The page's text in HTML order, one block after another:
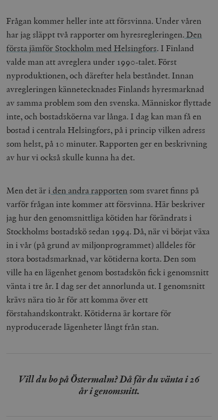
Frågan kommer heller inte att försvinna. Under våren
har jag släppt två rapporter om hyresregleringen. Den
första jämför Stockholm med Helsingfors. I Finland
valde man att avreglera under 1990-talet. Först
nyproduktionen, och därefter hela beståndet. Innan
avregleringen kännetecknades Finlands hyresmarknad
av samma problem som den svenska. Människor flyttade
inte, och bostadsköerna var långa. I dag kan man få en
bostad i centrala Helsingfors, på i princip vilken adress
som helst, på 10 minuter. Rapporten ger en beskrivning
av hur vi också skulle kunna ha det.
Men det är iden andra rapporten som svaret finns på
varför frågan inte kommer att försvinna. Här beskriver
jag hur den genomsnittliga kötiden har förändrats i
Stockholms bostadskö sedan 1994. Då, när vi börjat växa
in i vår (på grund av miljonprogrammet) alldeles för
stora bostadsmarknad, var kötiderna korta. Den som
ville ha en lägenhet genom bostadskön fick i genomsnitt
vänta i tre år. I dag ser det annorlunda ut. I genomsnitt
krävs nära tio år för att komma över ett
förstahandskontrakt. Kötiderna är kortare för
nyproducerade lägenheter långt från stan.
Vill du bo på Östermalm? Då får du vänta i 26
år i genomsnitt.